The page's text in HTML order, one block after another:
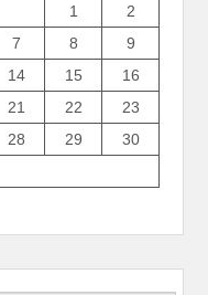
1
2
7 8
9
14 15
16
21 22
23
28 29
30